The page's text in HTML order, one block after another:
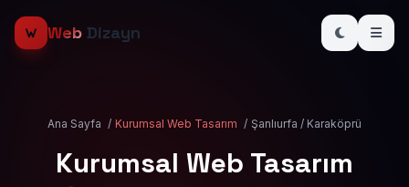
Web Dizayn
Ana Sayfa / Kurumsal Web Tasarım / Şanlıurfa / Karaköprü
Kurumsal Web Tasarım